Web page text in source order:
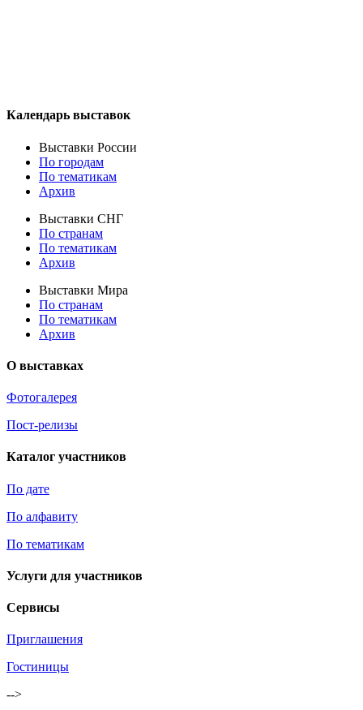
Календарь выставок
Выставки России
По городам
По тематикам
Архив
Выставки СНГ
По странам
По тематикам
Архив
Выставки Мира
По странам
По тематикам
Архив
О выставках
Фотогалерея
Пост-релизы
Каталог участников
По дате
По алфавиту
По тематикам
Услуги для участников
Сервисы
Приглашения
Гостиницы
-->